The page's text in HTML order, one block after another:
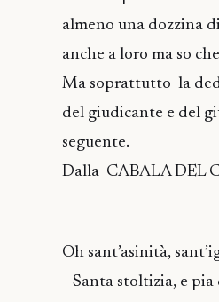
almeno una dozzina
anche a loro ma so
Ma soprattutto la
del giudicante e del
seguente.
Dalla CABALA DEL
LODE
Oh sant’asinità,
Santa stoltizia, e pia